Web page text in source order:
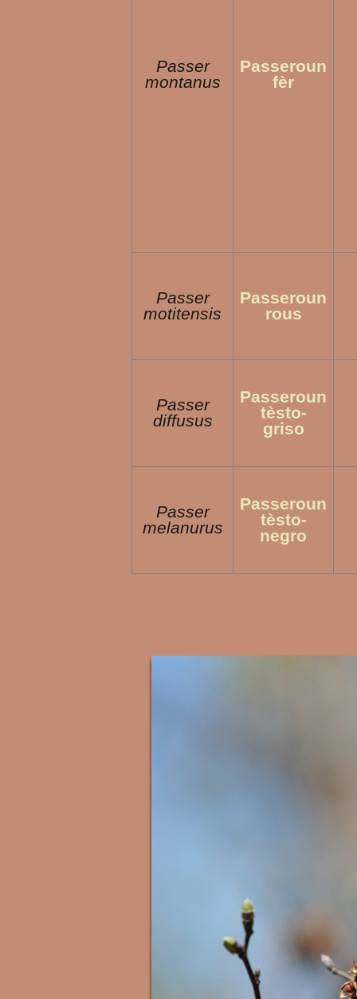
Passer
montanus
Passeroun
fèr
Passer
motitensis
Passeroun
rous
Passer
diffusus
Passeroun
tèsto-
griso
Passer
melanurus
Passeroun
tèsto-
negro